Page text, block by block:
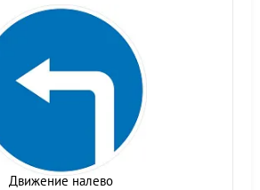
Движение налево